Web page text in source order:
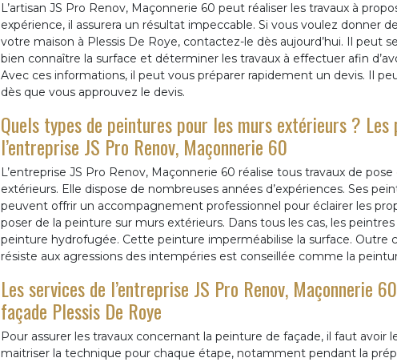
L’artisan JS Pro Renov, Maçonnerie 60 peut réaliser les travaux à
expérience, il assurera un résultat impeccable. Si vous voulez donner
votre maison à Plessis De Roye, contactez-le dès aujourd’hui. Il peut
bien connaître la surface et déterminer les travaux à effectuer afin
Avec ces informations, il peut vous préparer rapidement un devis. Il
dès que vous approuvez le devis.
Quels types de peintures pour les murs extérieurs ? Les
l’entreprise JS Pro Renov, Maçonnerie 60
L’entreprise JS Pro Renov, Maçonnerie 60 réalise tous travaux de
extérieurs. Elle dispose de nombreuses années d’expériences. Ses
peuvent offrir un accompagnement professionnel pour éclairer les
poser de la peinture sur murs extérieurs. Dans tous les cas, les
peinture hydrofugée. Cette peinture imperméabilise la surface. Outre
résiste aux agressions des intempéries est conseillée comme la
Les services de l’entreprise JS Pro Renov, Maçonnerie
façade Plessis De Roye
Pour assurer les travaux concernant la peinture de façade, il faut
maitriser la technique pour chaque étape, notamment pendant la